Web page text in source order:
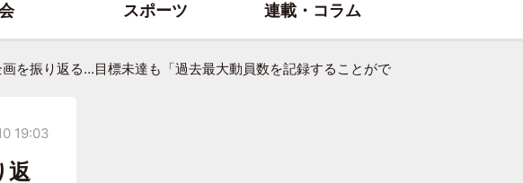
を振り返る…目標未達も「過去最大動員数を記録することができていい勢いがつい
19:03
返
スポーツ 連載・コラム